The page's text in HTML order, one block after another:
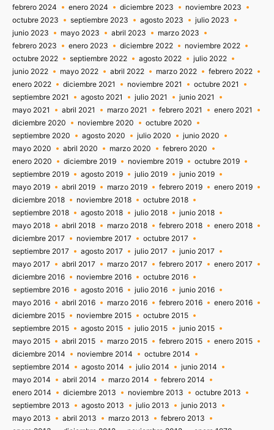
febrero 2024
enero 2024 diciembre 2023
noviembre 2023
octubre 2023
septiembre 2023 agosto 2023
julio 2023
junio 2023
mayo 2023 abril 2023
marzo 2023
febrero 2023
enero 2023 diciembre 2022
noviembre 2022
octubre 2022
septiembre 2022 agosto 2022
julio 2022
junio 2022
mayo 2022 abril 2022 marzo 2022
febrero 2022
enero 2022
diciembre 2021 noviembre 2021
octubre 2021
septiembre 2021
agosto 2021 julio 2021
junio 2021
mayo 2021
abril 2021 marzo 2021 febrero 2021
enero 2021
diciembre 2020
noviembre 2020
octubre 2020
septiembre 2020
agosto 2020 julio 2020
junio 2020
mayo 2020
abril 2020 marzo 2020
febrero 2020
enero 2020
diciembre 2019 noviembre 2019
octubre 2019
septiembre 2019
agosto 2019 julio 2019
junio 2019
mayo 2019
abril 2019 marzo 2019 febrero 2019
enero 2019
diciembre 2018
noviembre 2018
octubre 2018
septiembre 2018
agosto 2018 julio 2018
junio 2018
mayo 2018
abril 2018 marzo 2018 febrero 2018
enero 2018
diciembre 2017
noviembre 2017
octubre 2017
septiembre 2017
agosto 2017 julio 2017
junio 2017
mayo 2017
abril 2017 marzo 2017 febrero 2017
enero 2017
diciembre 2016
noviembre 2016
octubre 2016
septiembre 2016
agosto 2016 julio 2016
junio 2016
mayo 2016
abril 2016 marzo 2016 febrero 2016
enero 2016
diciembre 2015
noviembre 2015
octubre 2015
septiembre 2015
agosto 2015 julio 2015
junio 2015
mayo 2015
abril 2015 marzo 2015 febrero 2015
enero 2015
diciembre 2014
noviembre 2014
octubre 2014
septiembre 2014
agosto 2014 julio 2014
junio 2014
mayo 2014
abril 2014 marzo 2014
febrero 2014
enero 2014
diciembre 2013 noviembre 2013
octubre 2013
septiembre 2013
agosto 2013 julio 2013
junio 2013
mayo 2013
abril 2013 marzo 2013
febrero 2013